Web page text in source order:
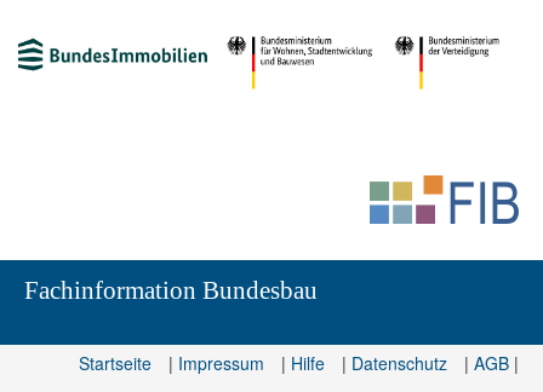
Fachinformation Bundesbau
Startseite | Impressum | Hilfe | Datenschutz | AGB |